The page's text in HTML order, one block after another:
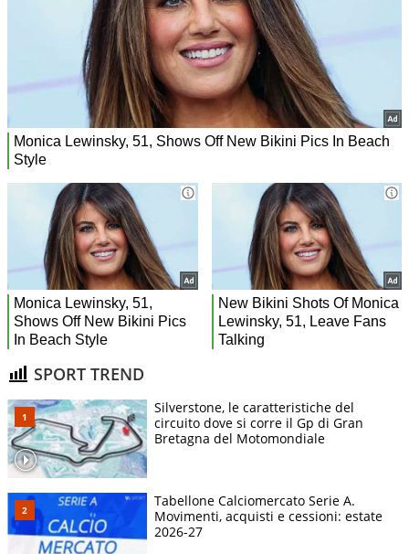
SPORT TREND
Silverstone, le caratteristiche del
circuito dove si corre il Gp di Gran
Bretagna del Motomondiale
Tabellone Calciomercato Serie A.
Movimenti, acquisti e cessioni: estate
2026-27